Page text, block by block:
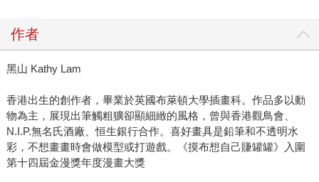
作者
黑山 Kathy Lam
香港出生的創作者，畢業於英國布萊頓大學插畫科。作品多以動
物為主，展現出筆觸粗獷卻顯細緻的風格，曾與香港觀鳥會、
N.I.P.無名氏酒廠、恒生銀行合作。喜好畫具是鉛筆和不透明水
彩，不想畫畫時會做模型或打遊戲。《摸布想自己賺罐罐》入圍
第十四屆金漫獎年度漫畫大獎